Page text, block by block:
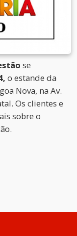
se
o estande da
Nova, na Av.
Os clientes e
sobre o